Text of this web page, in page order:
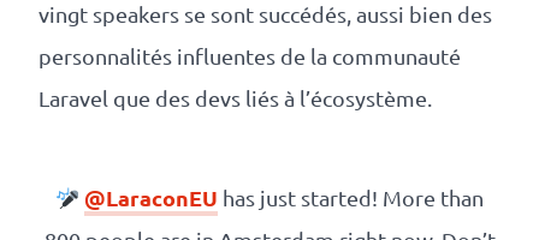
Simulateur
de
revenus
Platform
vingt speakers se sont succédés, aussi bien des
personnalités influentes de la communauté
Laravel que des devs liés à l’écosystème.
@LaraconEU has just started! More than